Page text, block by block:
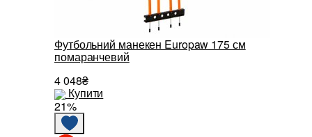
Футбольний манекен Europaw 175 см
помаранчевий
4 048₴
Купити
21%